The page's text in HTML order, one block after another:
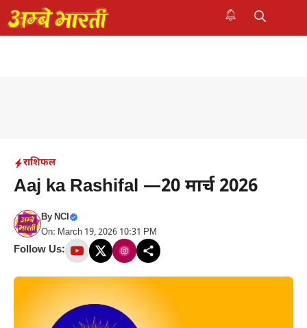
Skip
to
राशिफल
Aaj ka Rashifal —20 मार्च 2026
ByNCI
On: March 19, 2026 10:31 PM
Follow Us: